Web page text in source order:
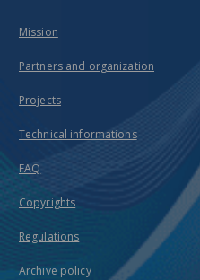
Mission
Partners and organization
Projects
Technical informations
FAQ
Copyrights
Regulations
Archive policy